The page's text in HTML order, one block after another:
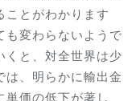
ことがわかります
も変わらないようで
くと、対全世界は少
は、明らかに輸出金
価の低下が著し